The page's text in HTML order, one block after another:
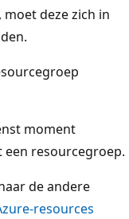
deze zich in
moment
resourcegroep.
de andere
resources